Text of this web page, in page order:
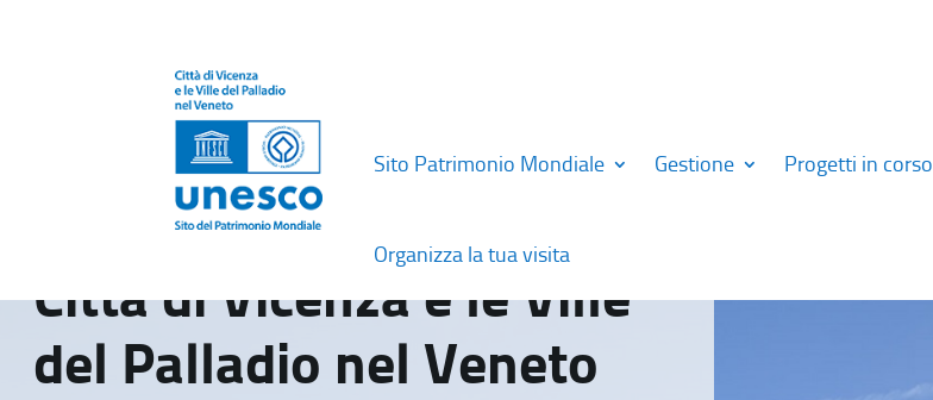
Sito Patrimonio Mondiale Gestione Progetti in corso
Organizza la tua visita
Città di Vicenza e le Ville
del Palladio nel Veneto